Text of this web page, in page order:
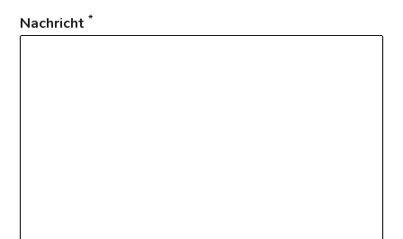
Nachricht*